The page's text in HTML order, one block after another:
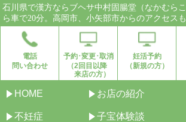
石川県で漢方ならブヘサ中村固腸堂（なかむら
ら車で20分。高岡市、小矢部市からのアクセスも
電話
問い合わせ
予約･変更･取消
（2回目以降
来店の方）
妊活予約
（新規の方）
HOME お店の紹介
不妊症 子宝体験談